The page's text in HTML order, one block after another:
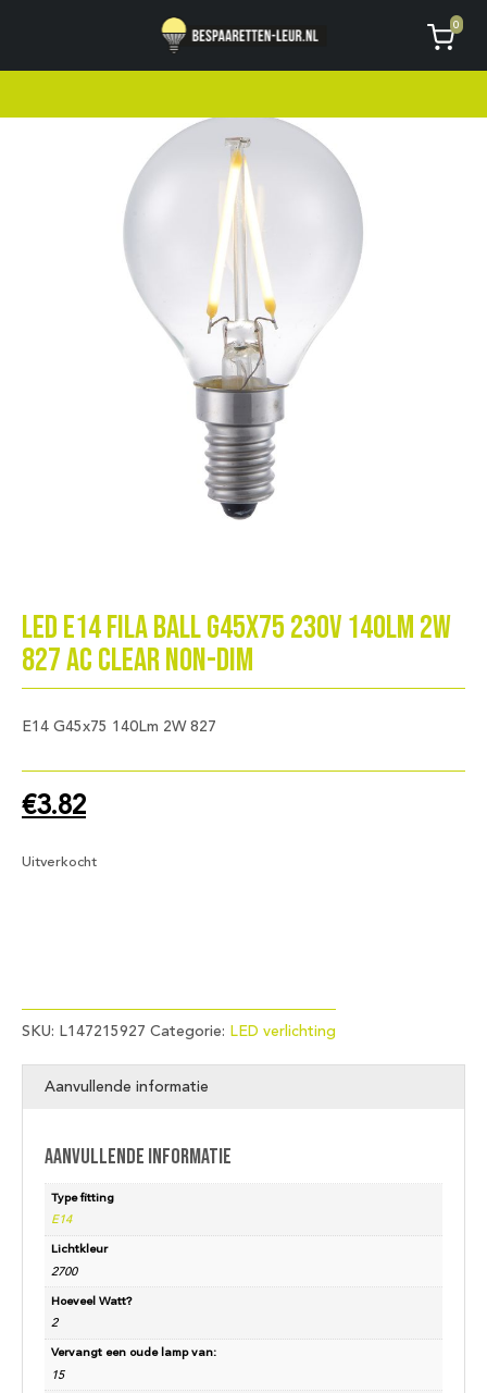
Geen code ontvangen of kwijt?
AVG
LED E14 Fila Ball G45x75 230V 140Lm 2W
827 AC Clear Non-Dim
E14 G45x75 140Lm 2W 827
€3.82
Uitverkocht
SKU: L147215927 Categorie: LED verlichting
Aanvullende informatie
Aanvullende informatie
Type fitting
E14
Lichtkleur
2700
Hoeveel Watt?
2
Vervangt een oude lamp van:
15
0